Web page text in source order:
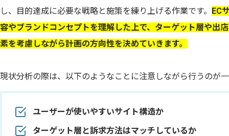
し、目的達成に必要な戦略と施策を練り上げる作業です。 EC
容やブランドコンセプトを理解した上で、ターゲット層や出
素を考慮しながら計画の方向性を決めていきます。
現状分析の際は、以下のようなことに注意しながら行うのが
ユーザーが使いやすいサイト構造か
ターゲット層と訴求方法はマッチしているか